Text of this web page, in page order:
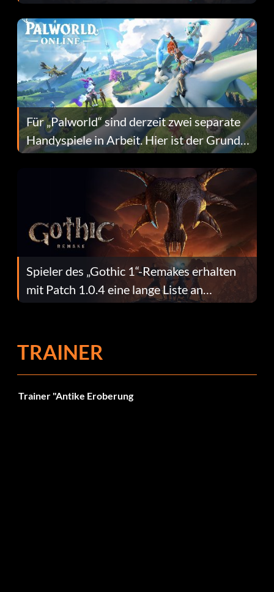
Fans Are Hopeful
Für „Palworld“ sind derzeit zwei separate
Handyspiele in Arbeit. Hier ist der Grund
dafür.
Spieler des „Gothic 1“-Remakes erhalten
mit Patch 1.0.4 eine lange Liste an
Fehlerbehebungen
TRAINER
Trainer "Antike Eroberung